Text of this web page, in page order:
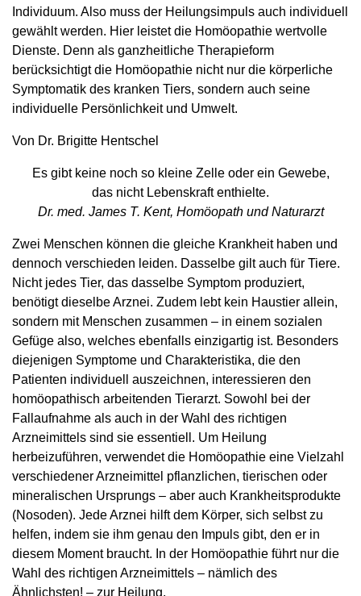
Individuum. Also muss der Heilungsimpuls auch individuell
gewählt werden. Hier leistet die Homöopathie wertvolle
Dienste. Denn als ganzheitliche Therapieform
berücksichtigt die Homöopathie nicht nur die körperliche
Symptomatik des kranken Tiers, sondern auch seine
individuelle Persönlichkeit und Umwelt.
Von Dr. Brigitte Hentschel
Es gibt keine noch so kleine ­Zelle oder ein ­Gewebe,
das nicht Lebenskraft enthielte.
Dr. med. James T. Kent, Homöopath und Naturarzt
Zwei Menschen können die gleiche Krankheit haben und
dennoch verschieden leiden. Dasselbe gilt auch für Tiere.
Nicht jedes Tier, das dasselbe Symptom produziert,
benötigt dieselbe Arznei. Zudem lebt kein Haustier allein,
sondern mit Menschen zusammen – in einem sozialen
Gefüge also, welches ebenfalls einzigartig ist. Besonders
diejenigen Symptome und Charakteristika, die den
Patienten individuell auszeichnen, interessieren den
homöopathisch arbeitenden Tierarzt. Sowohl bei der
Fallaufnahme als auch in der Wahl des richtigen
Arzneimittels sind sie essentiell. Um Heilung
herbeizuführen, verwendet die Homöopathie eine Vielzahl
verschiedener Arzneimittel pflanzlichen, tierischen oder
mineralischen Ursprungs – aber auch Krankheitsprodukte
(Nosoden). Jede Arznei hilft dem Körper, sich selbst zu
helfen, indem sie ihm genau den Impuls gibt, den er in
diesem Moment braucht. In der Homöopathie führt nur die
Wahl des richtigen Arzneimittels – nämlich des
Ähnlichsten! – zur Heilung.